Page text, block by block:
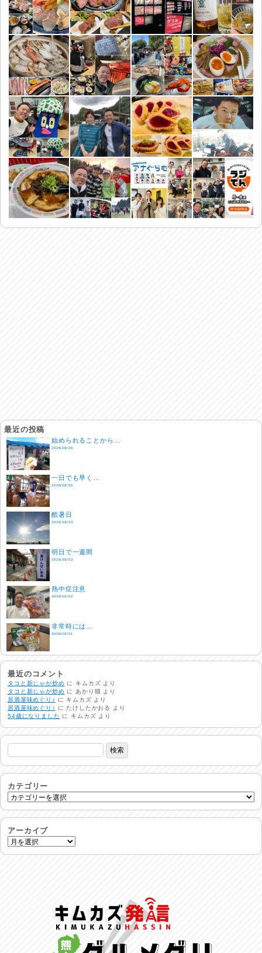
最近の投稿
始められることから…
2026/08/06
一日でも早く…
2026/08/05
酷暑日
2026/08/04
明日で一週間
2026/08/03
熱中症注意
2026/08/02
非常時には…
2026/08/01
生活支援情報
2026/07/31
24時間体制
2026/07/30
命を守る行動を…
2026/07/29
土用丑の日♪
反省会♪
2026/07/27
呑めや喋れや！
2026/07/26
馬肉料理 桜馬亭
2026/07/24
最近のコメント
タコと新じゃが炒め に キムカズ より
タコと新じゃが炒め にあかり猫 より
居酒屋味めぐり♪
に キムカズ より
居酒屋味めぐり♪
にたけしたかおる
より
54歳になりました に キムカズ より
カテゴリー
アーカイブ